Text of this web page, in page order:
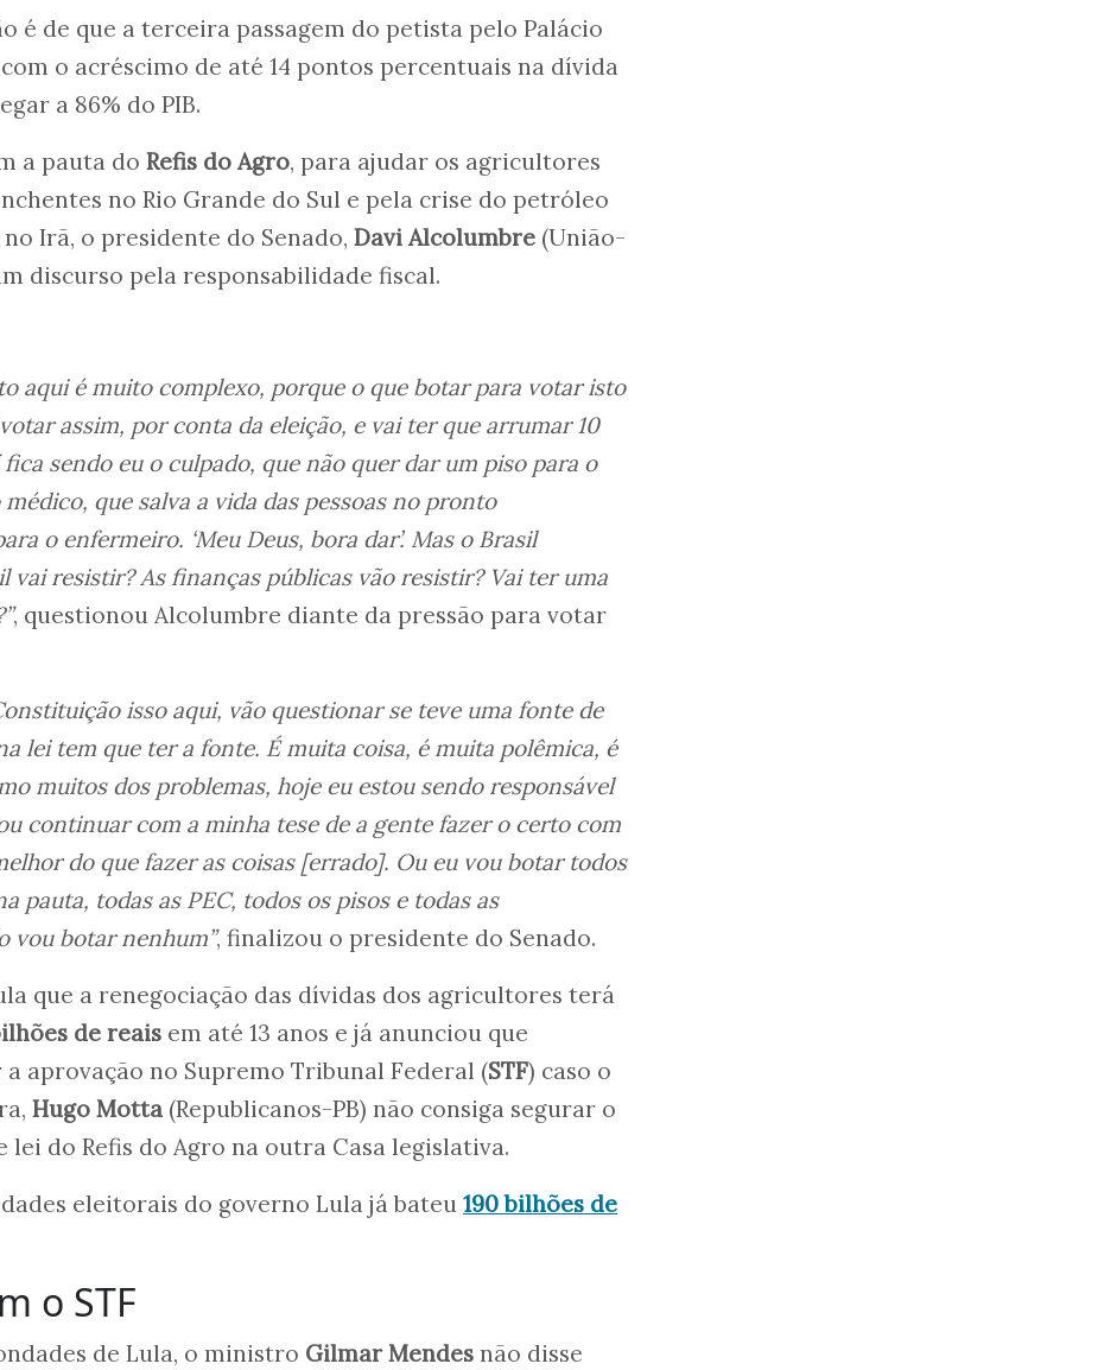
é de que a terceira passagem do petista pelo Palácio
o acréscimo de até 14 pontos percentuais na dívida
a 86% do PIB.
a pauta do Refis do Agro, para ajudar os agricultores
no Rio Grande do Sul e pela crise do petróleo
Irã, o presidente do Senado, Davi Alcolumbre (União-
discurso pela responsabilidade fiscal.
aqui é muito complexo, porque o que botar para votar isto
assim, por conta da eleição, e vai ter que arrumar 10
sendo eu o culpado, que não quer dar um piso para o
que salva a vida das pessoas no pronto
o enfermeiro. ‘Meu Deus, bora dar’. Mas o Brasil
vai resistir? As finanças públicas vão resistir? Vai ter uma
, questionou Alcolumbre diante da pressão para votar
isso aqui, vão questionar se teve uma fonte de
lei tem que ter a fonte. É muita coisa, é muita polêmica, é
muitos dos problemas, hoje eu estou sendo responsável
continuar com a minha tese de a gente fazer o certo com
do que fazer as coisas [errado]. Ou eu vou botar todos
pauta, todas as PEC, todos os pisos e todas as
vou botar nenhum”, finalizou o presidente do Senado.
que a renegociação das dívidas dos agricultores terá
de reais em até 13 anos e já anunciou que
aprovação no Supremo Tribunal Federal (STF) caso o
Hugo Motta (Republicanos-PB) não consiga segurar o
lei do Refis do Agro na outra Casa legislativa.
eleitorais do governo Lula já bateu 190 bilhões de
o STF
de Lula, o ministro Gilmar Mendes não disse